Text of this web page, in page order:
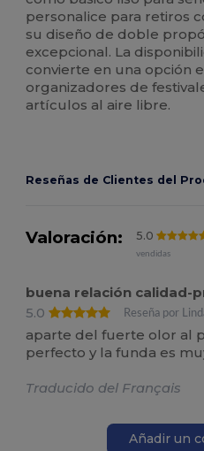
personalice para retiros
su diseño de doble
excepcional. La
convierte en una opción
organizadores de
artículos al aire libre.
Reseñas de Clientes del
Valoración: 5.0
vendidas
buena relación calidad-
5.0
Reseña por
aparte del fuerte olor al
perfecto y la funda es
Traducido del Français
Añadir un